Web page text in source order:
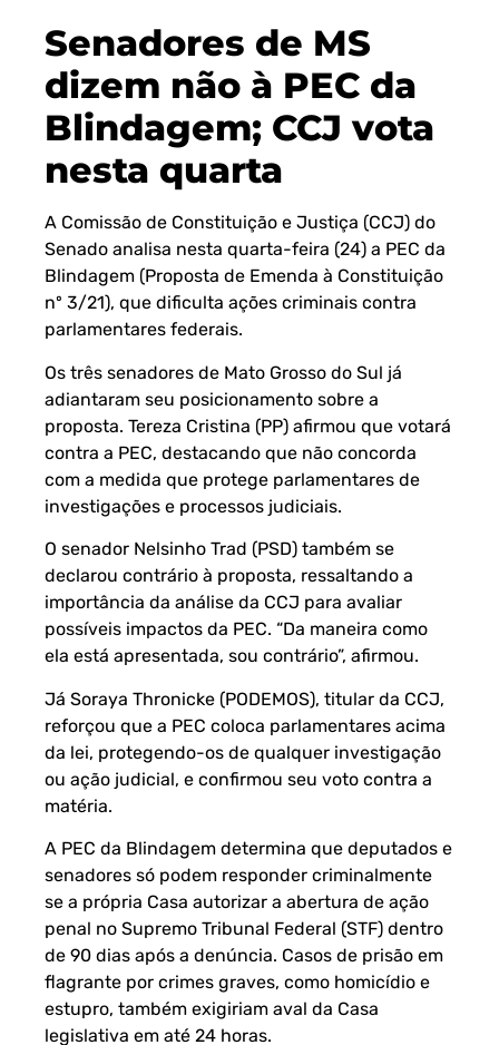
Senadores de MS
dizem não à PEC da
Blindagem; CCJ vota
nesta quarta
A Comissão de Constituição e Justiça (CCJ) do
Senado analisa nesta quarta-feira (24) a PEC da
Blindagem (Proposta de Emenda à Constituição
nº 3/21), que dificulta ações criminais contra
parlamentares federais.
Os três senadores de Mato Grosso do Sul já
adiantaram seu posicionamento sobre a
proposta. Tereza Cristina (PP) afirmou que votará
contra a PEC, destacando que não concorda
com a medida que protege parlamentares de
investigações e processos judiciais.
O senador Nelsinho Trad (PSD) também se
declarou contrário à proposta, ressaltando a
importância da análise da CCJ para avaliar
possíveis impactos da PEC. “Da maneira como
ela está apresentada, sou contrário”, afirmou.
Já Soraya Thronicke (PODEMOS), titular da CCJ,
reforçou que a PEC coloca parlamentares acima
da lei, protegendo-os de qualquer investigação
ou ação judicial, e confirmou seu voto contra a
matéria.
A PEC da Blindagem determina que deputados e
senadores só podem responder criminalmente
se a própria Casa autorizar a abertura de ação
penal no Supremo Tribunal Federal (STF) dentro
de 90 dias após a denúncia. Casos de prisão em
flagrante por crimes graves, como homicídio e
estupro, também exigiriam aval da Casa
legislativa em até 24 horas.